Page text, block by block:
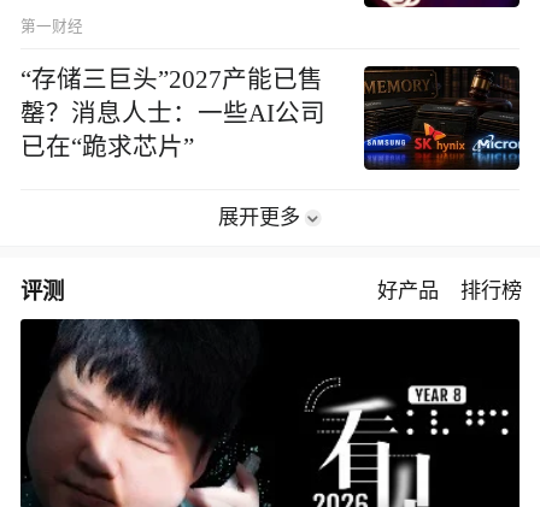
第一财经
“存储三巨头”2027产能已售
罄？消息人士：一些AI公司
已在“跪求芯片”
展开更多
评测 好产品 排行榜